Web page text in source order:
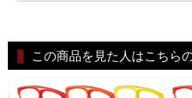
この商品を見た人はこちら